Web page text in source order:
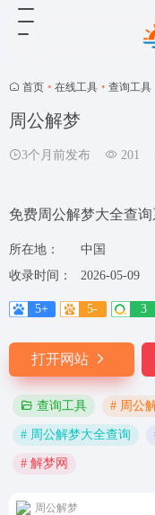
首页 • 在线工具 • 查询工具
周公解梦
3个月前发布 201
免费周公解梦大全查
所在地：
中国
收录时间：
2026-05-09
5+ 5- 3
打开网站
查询工具 # 周公
# 周公解梦大全查询
# 解梦网
周公解梦